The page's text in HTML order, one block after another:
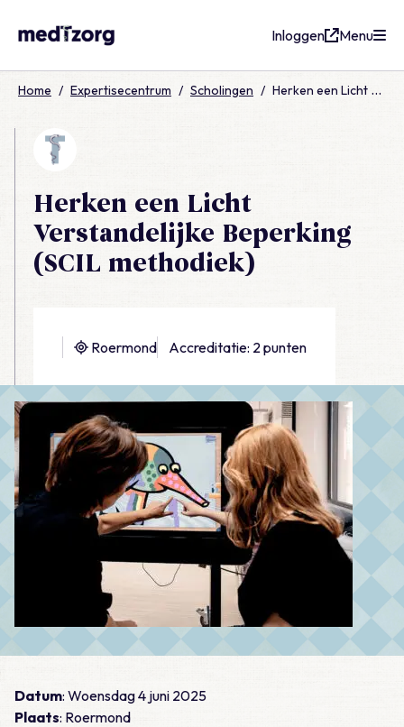
Inloggen Menu
Home / Expertisecentrum / Scholingen / Herken een Licht Verstandelijke Beperking (SCIL methodiek)
Herken een Licht
Verstandelijke Beperking
(SCIL methodiek)
Roermond Accreditatie: 2 punten
Datum: Woensdag 4 juni 2025
Plaats: Roermond